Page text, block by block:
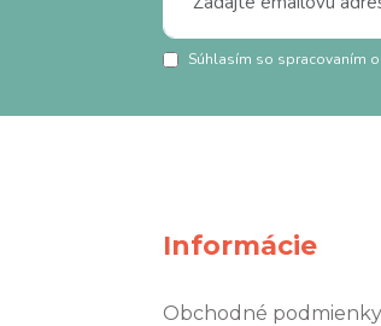
Súhlasím so spracovaním
Informácie
Obchodné podmienky